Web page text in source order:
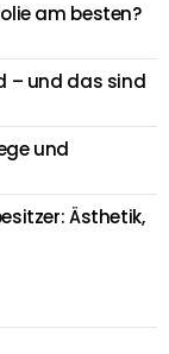
am besten?
– und das sind
und
Ästhetik,